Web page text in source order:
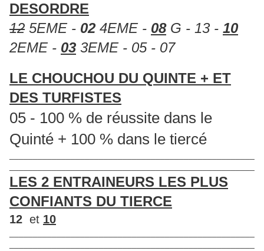
DESORDRE
12 5EME - 02 4EME - 08G - 13 - 10
2EME - 03 3EME - 05 - 07
LE CHOUCHOU DU QUINTE + ET
DES TURFISTES
05 - 100 % de réussite dans le
Quinté + 100 % dans le tiercé
LES 2 ENTRAINEURS LES PLUS
CONFIANTS DU TIERCE
12 et 10